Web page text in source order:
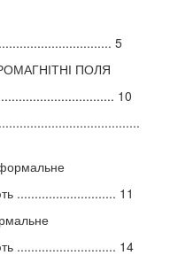
5
ПОЛЯ
10
............................ 11
............................ 14